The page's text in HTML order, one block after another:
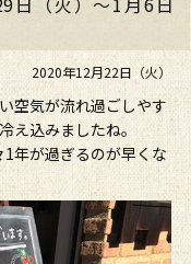
2020年12月22日（火）
空気が流れ過ごしやす
え込みましたね。
年が過ぎるのが早くな